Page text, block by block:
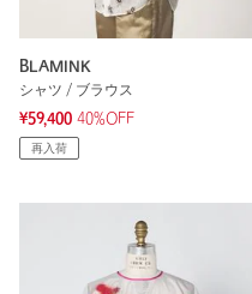
BLAMINK
シャツ / ブラウス
¥59,400 40%OFF
再入荷